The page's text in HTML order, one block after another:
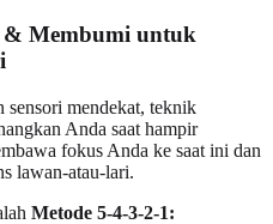
& Membumi untuk
sensori mendekat, teknik
Anda saat hampir
fokus Anda ke saat ini dan
lawan-atau-lari.
Metode 5-4-3-2-1: